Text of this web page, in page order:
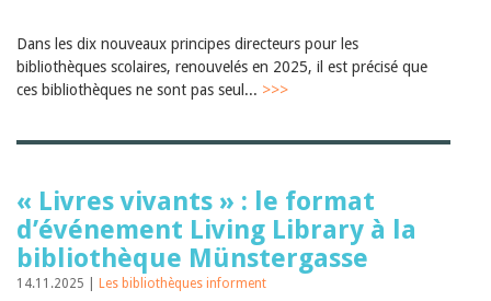
Julie Greub
Sibylle Birrer
Javier Lopez
Aline Yeretzian
Markus Keel
Blaise Humbert-Droz
Sarah Jenni
Gabriela Hammel
Brigitte Burri
Tous les auteurs
Dans les dix nouveaux principes directeurs pour les
bibliothèques scolaires, renouvelés en 2025, il est précisé que
ces bibliothèques ne sont pas seul... >>>
« Livres vivants » : le format
d’événement Living Library à la
bibliothèque Münstergasse
14.11.2025 | Les bibliothèques informent